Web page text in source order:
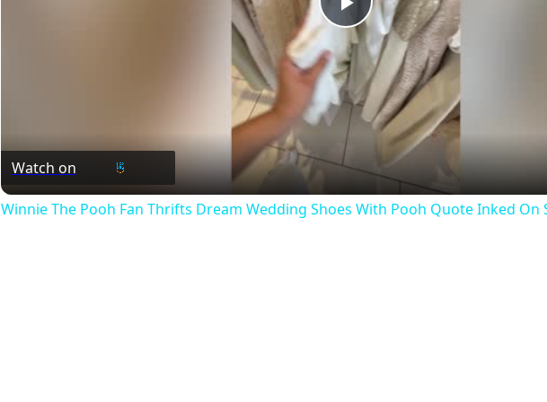
Play
Video
Watch on
Winnie The Pooh Fan Thrifts Dream Wedding Shoes With Pooh Quote Inked On